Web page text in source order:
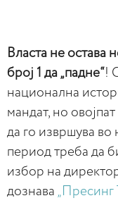
Власта не остава
број 1 да „падне“!
национална
мандат, но
да го извршува во
период треба да
избор на
дознава „Пресинг